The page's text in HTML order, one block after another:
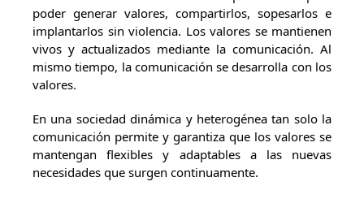
poder generar valores, compartirlos, sopesarlos e
implantarlos sin violencia. Los valores se mantienen
vivos y actualizados mediante la comunicación. Al
mismo tiempo, la comunicación se desarrolla con los
valores.
En una sociedad dinámica y heterogénea tan solo la
comunicación permite y garantiza que los valores se
mantengan flexibles y adaptables a las nuevas
necesidades que surgen continuamente.